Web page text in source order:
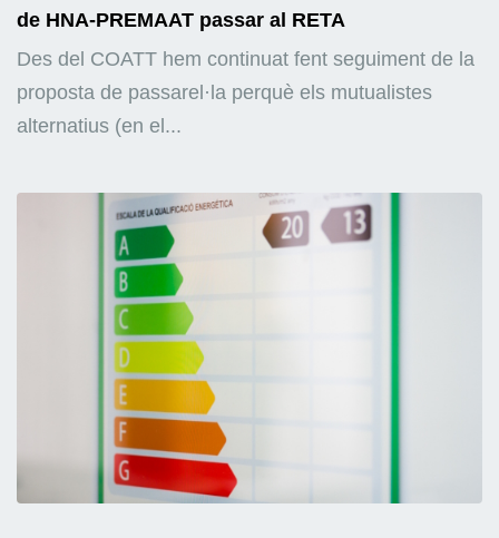
de HNA-PREMAAT passar al RETA
Des del COATT hem continuat fent seguiment de la
proposta de passarel·la perquè els mutualistes
alternatius (en el...